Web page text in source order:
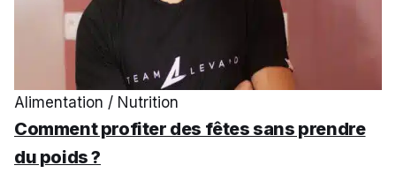
Alimentation / Nutrition
Comment profiter des fêtes sans prendre
du poids ?